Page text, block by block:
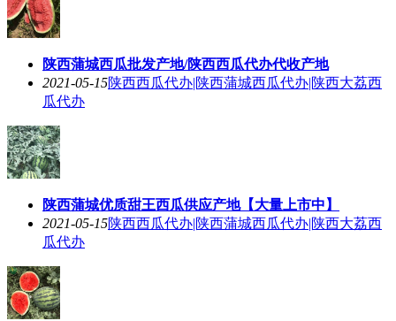
陕西蒲城西瓜批发产地/陕西西瓜代办代收产地
2021-05-15陕西西瓜代办|陕西蒲城西瓜代办|陕西大荔西
瓜代办
陕西蒲城优质甜王西瓜供应产地【大量上市中】
2021-05-15陕西西瓜代办|陕西蒲城西瓜代办|陕西大荔西
瓜代办